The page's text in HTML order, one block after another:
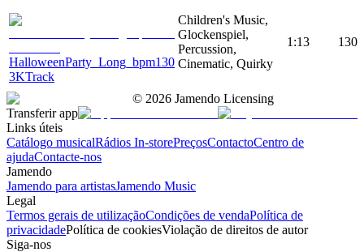
HalloweenParty_Long_bpm130
3KTrack
Children's Music,
Glockenspiel,
Percussion,
Cinematic, Quirky
1:13 130
© 2026 Jamendo Licensing
Transferir app
Links úteis
Catálogo musicalRádios In-storePreçosContactoCentro de
ajudaContacte-nos
Jamendo
Jamendo para artistasJamendo Music
Legal
Termos gerais de utilizaçãoCondições de vendaPolítica de
privacidadePolítica de cookiesViolação de direitos de autor
Siga-nos